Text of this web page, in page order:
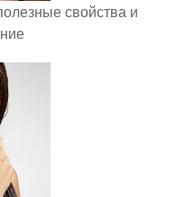
свойства и